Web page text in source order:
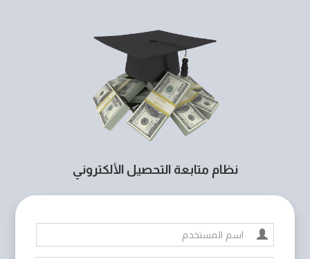
نظام متابعة التحصيل الألكتروني